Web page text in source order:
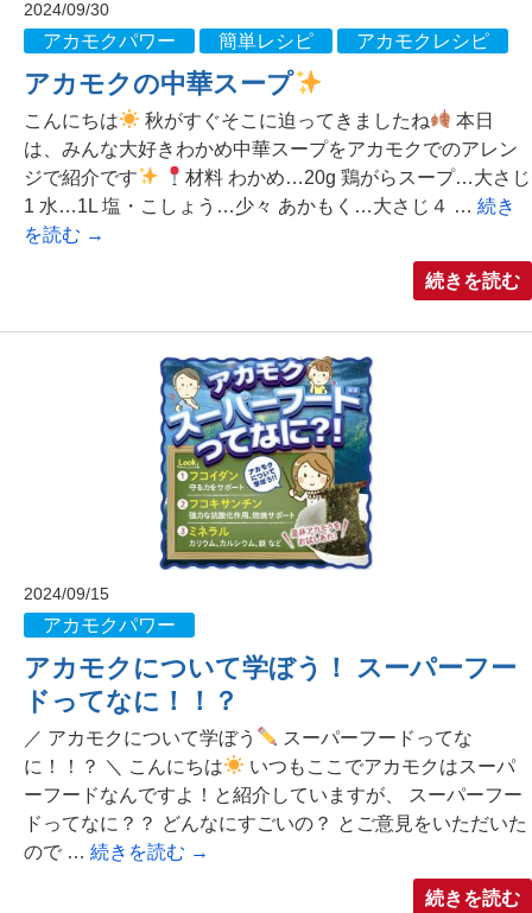
2024/09/30
アカモクパワー 簡単レシピ アカモクレシピ
アカモクの中華スープ
こんにちは 秋がすぐそこに迫ってきましたね
本日
は、みんな大好きわかめ中華スープをアカモクでのアレン
ジで紹介です
材料 わかめ…20g 鶏がらスープ…大さじ
1 水…1L 塩・こしょう…少々 あかもく…大さじ４ … 続き
を読む →
続きを読む
2024/09/15
アカモクパワー
アカモクについて学ぼう！ スーパーフー
ドってなに！！？
／ アカモクについて学ぼう
スーパーフードってな
に！！？ ＼ こんにちは
いつもここでアカモクはスーパ
ーフードなんですよ！と紹介していますが、 スーパーフー
ドってなに？？ どんなにすごいの？ とご意見をいただいた
ので … 続きを読む →
続きを読む